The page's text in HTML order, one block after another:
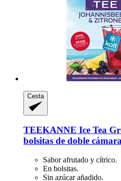
Cesta
TEEKANNE Ice Tea
bolsitas de doble
Sabor afrutado y cítrico.
En bolsitas.
Sin azúcar añadido.